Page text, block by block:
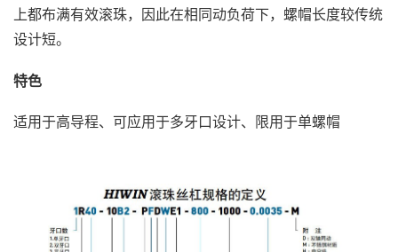
上都布满有效滚珠，因此在相同动负荷下，螺帽长度较传统
设计短。
特色
适用于高导程、可应用于多牙口设计、限用于单螺帽